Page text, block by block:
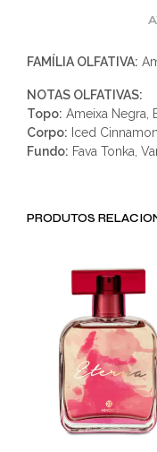
FAMÍLIA OLFATIVA:
NOTAS OLFATIVAS:
Topo: Ameixa Negra,
Corpo: Iced
Fundo: Fava Tonka,
PRODUTOS